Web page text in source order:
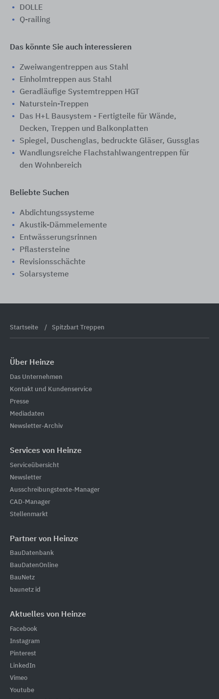
DOLLE
Q-railing
Das könnte Sie auch interessieren
Zweiwangentreppen aus Stahl
Einholmtreppen aus Stahl
Geradläufige Systemtreppen HGT
Naturstein-Treppen
Das H+L Bausystem - Fertigteile für Wände,
Decken, Treppen und Balkonplatten
Spiegel, Duschenglas, bedruckte Gläser, Gussglas
Wandlungsreiche Flachstahlwangentreppen für
den Wohnbereich
Beliebte Suchen
Abdichtungssysteme
Akustik-Dämmelemente
Entwässerungsrinnen
Pflastersteine
Revisionsschächte
Solarsysteme
Startseite Spitzbart Treppen
Über Heinze
Das Unternehmen
Kontakt und Kundenservice
Presse
Mediadaten
Newsletter-Archiv
Services von Heinze
Serviceübersicht
Newsletter
Ausschreibungstexte-Manager
CAD-Manager
Stellenmarkt
Partner von Heinze
BauDatenbank
BauDatenOnline
BauNetz
baunetz id
Aktuelles von Heinze
Facebook
Instagram
Pinterest
LinkedIn
Vimeo
Youtube